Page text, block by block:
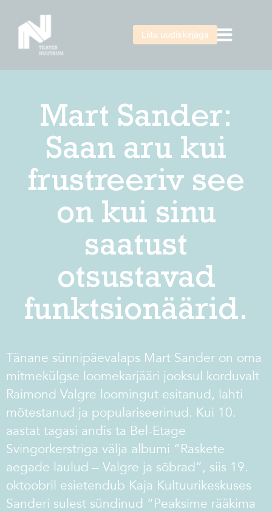
Liitu uudiskirjaga
Mart Sander:
Saan aru kui
frustreeriv see
on kui sinu
saatust
otsustavad
funktsionäärid.
Tänane sünnipäevalaps Mart Sander on oma
mitmekülgse loomekarjääri jooksul korduvalt
Raimond Valgre loomingut esitanud, lahti
mõtestanud ja populariseerinud. Kui 10.
aastat tagasi andis ta Bel-Etage
Svingorkerstriga välja albumi “Raskete
aegade laulud – Valgre ja sõbrad”, siis 19.
oktoobril esietendub Kaja Kultuurikeskuses
Sanderi sulest sündinud “Peaksime rääkima